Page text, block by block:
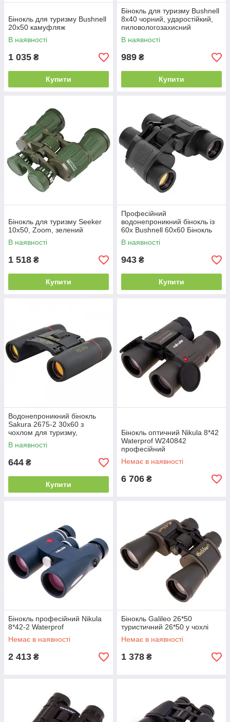
Бінокль для туризму Bushnell
20x50 камуфляж
В наявності
1 035 ₴
Купити
Бінокль для туризму Bushnell
8x40 чорний, ударостійкий,
пиловологозахисний
В наявності
989 ₴
Купити
Бінокль для туризму Seeker
10x50, Zoom, зелений
В наявності
1 518 ₴
Купити
Професійний
водонепроникний бінокль із
60x Bushnell 60x60 Бінокль
для туризму та полювання,
жовта лінза
В наявності
943 ₴
Купити
Водонепроникний бінокль
Sakura 2675-2 30х60 з
чохлом для туризму,
полювання, риболовлі
В наявності
644 ₴
Купити
Бінокль оптичний Nikula 8*42
Waterprof W240842
професійний
Немає в наявності
6 706 ₴
Бінокль професійний Nikula
8*42-2 Waterprof
Немає в наявності
2 413 ₴
Бінокль Galileo 26*50
туристичний 26*50 у чохлі
Немає в наявності
1 378 ₴